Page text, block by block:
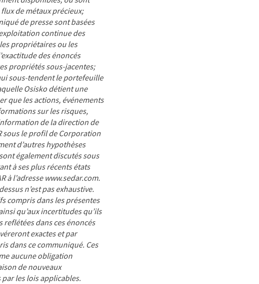
de métaux précieux;
de presse sont basées
continue des
propriétaires ou les
des énoncés
propriétés sous-jacentes;
sous-tendent le portefeuille
Osisko détient une
que les actions, événements
sur les risques,
de la direction de
sous le profil de Corporation
d’autres hypothèses
également discutés sous
à ses plus récents états
à l’adresse www.sedar.com.
n’est pas exhaustive.
compris dans les présentes
qu’aux incertitudes qu’ils
reflétées dans ces énoncés
exactes et par
dans ce communiqué. Ces
aucune obligation
de nouveaux
les lois applicables.